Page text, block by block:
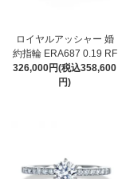
ロイヤルアッシャー 婚
約指輪 ERA687 0.19 RF
326,000円(税込358,600
円)